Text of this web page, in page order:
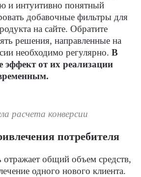
и интуитивно понятный
добавочные фильтры для
на сайте. Обратите
решения, направленные на
необходимо регулярно. В
эффект от их реализации
расчета конверсии
потребителя
отражает общий объем средств,
одного нового клиента.